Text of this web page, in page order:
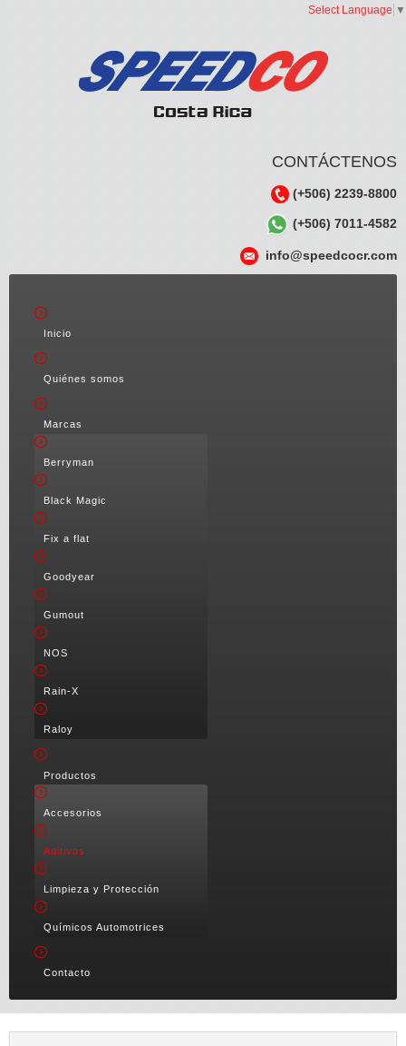
Select Language ▼
CONTÁCTENOS
(+506) 2239-8800
(+506) 7011-4582
info@speedcocr.com
Inicio
Quiénes somos
Marcas
Berryman
Black Magic
Fix a flat
Goodyear
Gumout
NOS
Rain-X
Raloy
Productos
Accesorios
Aditivos
Limpieza y Protección
Químicos Automotrices
Contacto